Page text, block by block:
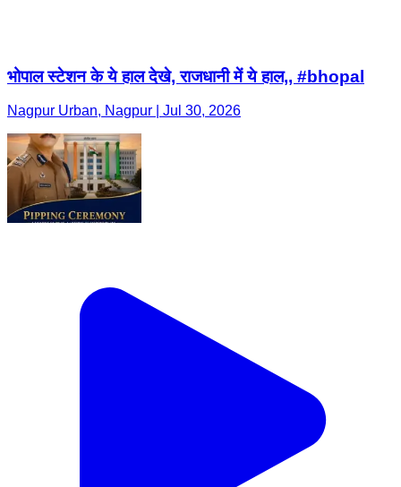
भोपाल स्टेशन के ये हाल देखे, राजधानी में ये हाल,, #bhopal
Nagpur Urban, Nagpur | Jul 30, 2026